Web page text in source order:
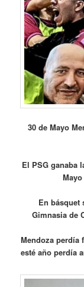
30 de Mayo
El PSG ganaba
En básquet
Gimnasia de
Mendoza perdía
esté año perdía